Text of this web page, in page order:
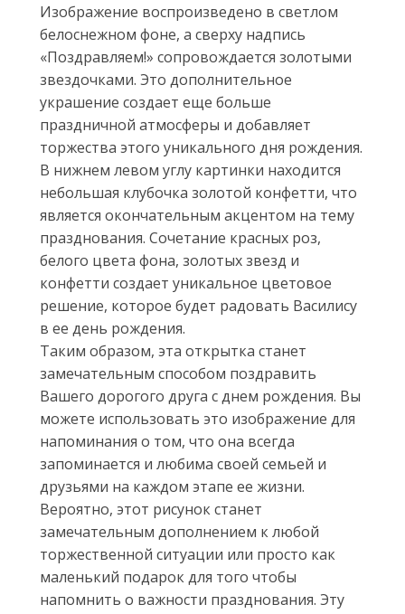
Изображение воспроизведено в светлом
белоснежном фоне, а сверху надпись
«Поздравляем!» сопровождается золотыми
звездочками. Это дополнительное
украшение создает еще больше
праздничной атмосферы и добавляет
торжества этого уникального дня рождения.
В нижнем левом углу картинки находится
небольшая клубочка золотой конфетти, что
является окончательным акцентом на тему
празднования. Сочетание красных роз,
белого цвета фона, золотых звезд и
конфетти создает уникальное цветовое
решение, которое будет радовать Василису
в ее день рождения.
Таким образом, эта открытка станет
замечательным способом поздравить
Вашего дорогого друга с днем рождения. Вы
можете использовать это изображение для
напоминания о том, что она всегда
запоминается и любима своей семьей и
друзьями на каждом этапе ее жизни.
Вероятно, этот рисунок станет
замечательным дополнением к любой
торжественной ситуации или просто как
маленький подарок для того чтобы
напомнить о важности празднования. Эту